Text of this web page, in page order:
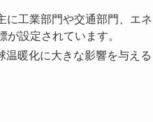
に工業部門や交通部門、エネ
設定されています。
温暖化に大きな影響を与える